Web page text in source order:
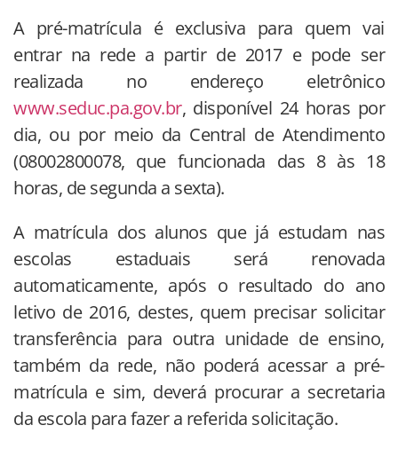
A pré-matrícula é exclusiva para quem vai
entrar na rede a partir de 2017 e pode ser
realizada no endereço eletrônico
www.seduc.pa.gov.br, disponível 24 horas por
dia, ou por meio da Central de Atendimento
(08002800078, que funcionada das 8 às 18
horas, de segunda a sexta).
A matrícula dos alunos que já estudam nas
escolas estaduais será renovada
automaticamente, após o resultado do ano
letivo de 2016, destes, quem precisar solicitar
transferência para outra unidade de ensino,
também da rede, não poderá acessar a pré-
matrícula e sim, deverá procurar a secretaria
da escola para fazer a referida solicitação.